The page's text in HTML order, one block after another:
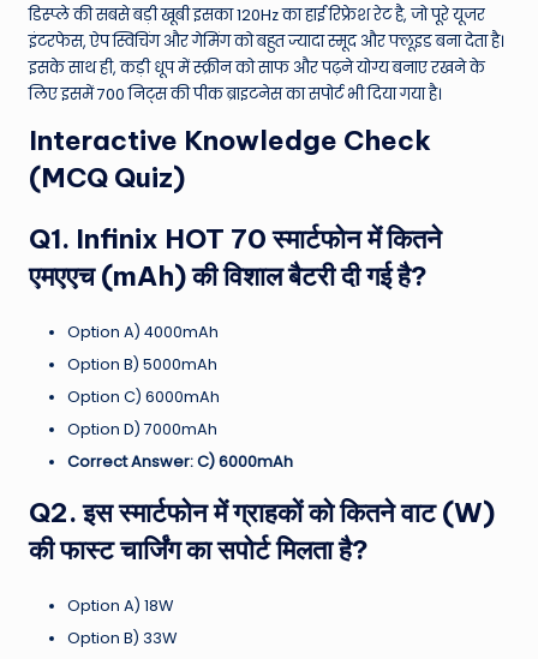
डिस्प्ले की सबसे बड़ी खूबी इसका 120Hz का हाई रिफ्रेश रेट है, जो पूरे यूजर
इंटरफेस, ऐप स्विचिंग और गेमिंग को बहुत ज्यादा स्मूद और फ्लूइड बना देता है।
इसके साथ ही, कड़ी धूप में स्क्रीन को साफ और पढ़ने योग्य बनाए रखने के
लिए इसमें 700 निट्स की पीक ब्राइटनेस का सपोर्ट भी दिया गया है।
Interactive Knowledge Check
(MCQ Quiz)
Q1. Infinix HOT 70 स्मार्टफोन में कितने
एमएएच (mAh) की विशाल बैटरी दी गई है?
Option A) 4000mAh
Option B) 5000mAh
Option C) 6000mAh
Option D) 7000mAh
Correct Answer: C) 6000mAh
Q2. इस स्मार्टफोन में ग्राहकों को कितने वाट (W)
की फास्ट चार्जिंग का सपोर्ट मिलता है?
Option A) 18W
Option B) 33W